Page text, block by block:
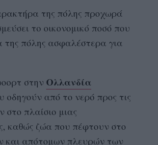
της πόλης προχωρά
το οικονομικό ποσό που
της πόλης ασφαλέστερα για
στην Ολλανδία
οδηγούν από το νερό προς τις
πλαίσιο μιας
καθώς ζώα που πέφτουν στο
και απότομων πλευρών των